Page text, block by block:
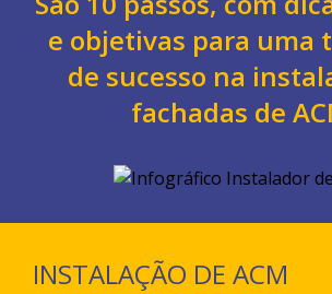
e objetivas para uma
de sucesso na
fachadas de
INSTALAÇÃO DE ACM